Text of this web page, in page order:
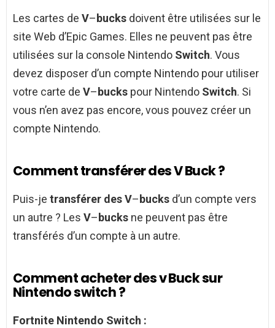
Les cartes de V– bucks doivent être utilisées sur le
site Web d’Epic Games. Elles ne peuvent pas être
utilisées sur la console Nintendo Switch. Vous
devez disposer d’un compte Nintendo pour utiliser
votre carte de V– bucks pour Nintendo Switch. Si
vous n’en avez pas encore, vous pouvez créer un
compte Nintendo.
Comment transférer des V Buck ?
Puis-je transférer des V– bucks d’un compte vers
un autre ? Les V– bucks ne peuvent pas être
transférés d’un compte à un autre.
Comment acheter des v Buck sur
Nintendo switch ?
Fortnite Nintendo Switch :